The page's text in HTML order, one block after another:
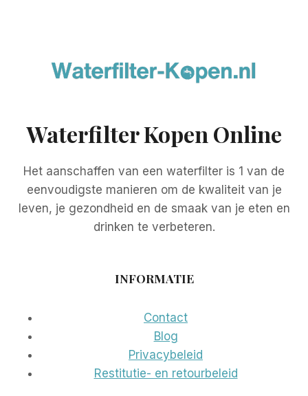
Waterfilter Kopen Online
Het aanschaffen van een waterfilter is 1 van de
eenvoudigste manieren om de kwaliteit van je
leven, je gezondheid en de smaak van je eten en
drinken te verbeteren.
INFORMATIE
Contact
Blog
Privacybeleid
Restitutie- en retourbeleid